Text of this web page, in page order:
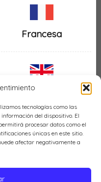
tecnologías como las
del dispositivo. El
procesar datos como el
únicas en este sitio.
afectar negativamente a
Francesa
Inglesa